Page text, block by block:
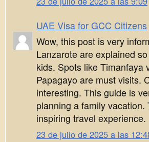
UAE Visa for GCC Citizens
Wow, this post is very
Lanzarote are explained
kids. Spots like Timanfaya
Papagayo are must visits.
interesting. This guide is
planning a family
inspiring travel experience.
23 de julio de 2025 a las